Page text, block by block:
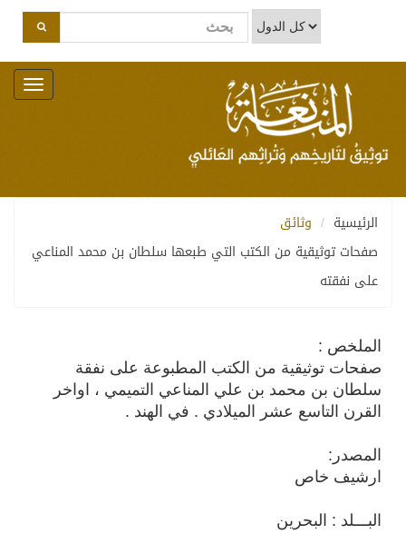
Toggle
navigation
الرئيسية
وثائق
صفحات توثيقية من الكتب التي طبعها سلطان بن محمد المناعي
على نفقته
الملخص :
صفحات توثيقية من الكتب المطبوعة على نفقة
سلطان بن محمد بن علي المناعي التميمي ، اواخر
القرن التاسع عشر الميلادي . في الهند .
المصدر:
ارشيف خاص
البـــلد : البحرين